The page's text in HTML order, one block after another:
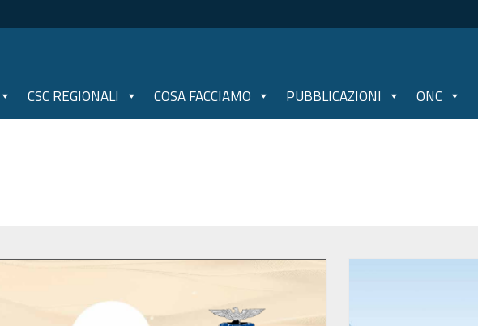
CSC REGIONALI COSA FACCIAMO PUBBLICAZIONI ONC